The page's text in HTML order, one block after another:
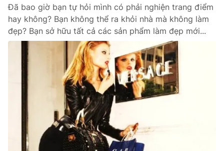
® Cấm sao chép dưới mọi hình thức nếu không có sự chấp
thuận bằng văn bản. Ghi rõ nguồn VTV.vn khi phát hành lại
thông tin từ website này.
Đã bao giờ bạn tự hỏi mình có phải nghiện trang điểm
hay không? Bạn không thể ra khỏi nhà mà không làm
đẹp? Bạn sở hữu tất cả các sản phẩm làm đẹp mới...